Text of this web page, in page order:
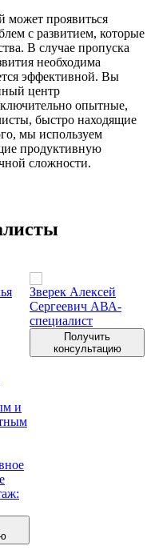
может проявиться
с развитием, которые
В случае пропуска
необходима
эффективной. Вы
центр
опытные,
быстро находящие
мы используем
продуктивную
сложности.
и
Зверек Алексей
Сергеевич АВА-
специалист
Получить
консультацию